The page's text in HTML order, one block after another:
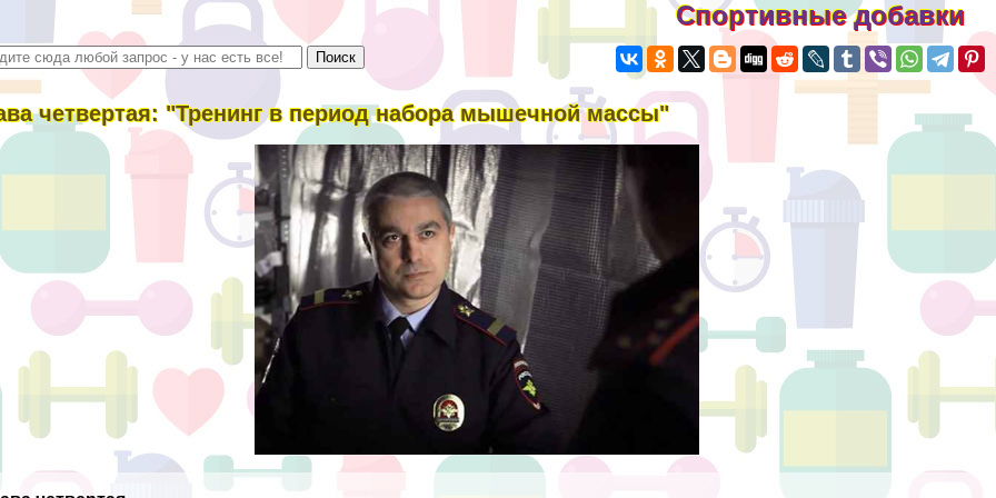
Спортивные добавки
четвертая: "Тренинг в период набора мышечной массы"